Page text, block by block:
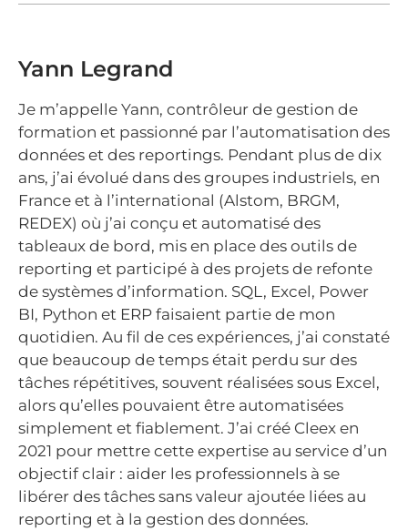
Yann Legrand
Je m’appelle Yann, contrôleur de gestion de
formation et passionné par l’automatisation des
données et des reportings. Pendant plus de dix
ans, j’ai évolué dans des groupes industriels, en
France et à l’international (Alstom, BRGM,
REDEX) où j’ai conçu et automatisé des
tableaux de bord, mis en place des outils de
reporting et participé à des projets de refonte
de systèmes d’information. SQL, Excel, Power
BI, Python et ERP faisaient partie de mon
quotidien. Au fil de ces expériences, j’ai constaté
que beaucoup de temps était perdu sur des
tâches répétitives, souvent réalisées sous Excel,
alors qu’elles pouvaient être automatisées
simplement et fiablement. J’ai créé Cleex en
2021 pour mettre cette expertise au service d’un
objectif clair : aider les professionnels à se
libérer des tâches sans valeur ajoutée liées au
reporting et à la gestion des données.